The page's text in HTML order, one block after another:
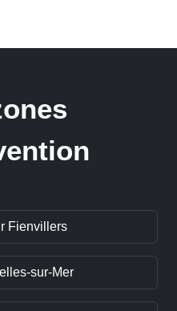
Fienvillers
sur-Mer